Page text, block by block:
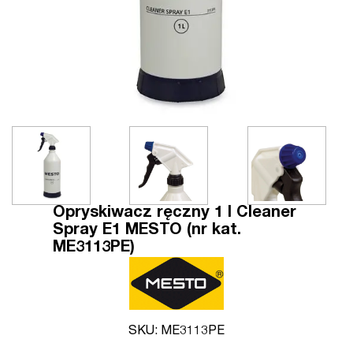
Opryskiwacz ręczny 1 l Cleaner
Spray E1 MESTO (nr kat.
ME3113PE)
SKU: ME3113PE